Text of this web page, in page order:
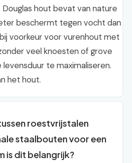
hout bevat van nature
beschermt tegen vocht dan
voorkeur voor vurenhout met
veel knoesten of grove
te maximaliseren.
het hout.
roestvrijstalen
staalbouten voor een
is dit belangrijk?